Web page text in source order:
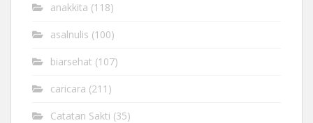
anakkita (118)
asalnulis (100)
biarsehat (107)
caricara (211)
Catatan Sakti (35)